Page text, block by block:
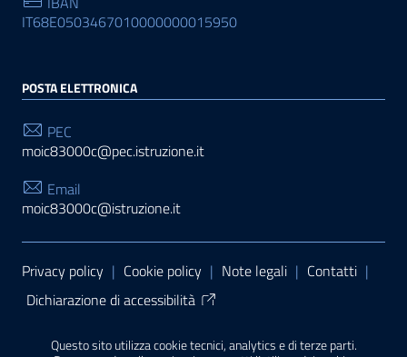
Questo sito utilizza cookie tecnici, analytics e di terze parti.
IT68E0503467010000000015950
POSTA ELETTRONICA
PEC
moic83000c@pec.istruzione.it
Email
moic83000c@istruzione.it
Sezione Link Utili
Privacy policy | Cookie policy | Note legali | Contatti |
Dichiarazione di accessibilità